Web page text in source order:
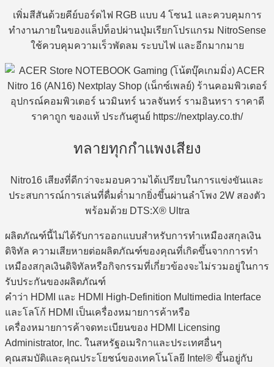
เพิ่มสีสันด้วยคีย์บอร์ดไฟ RGB แบบ 4 โซน1 และควบคุมการ
ทำงานภายในของแล็ปท็อปผ่านปุ่มเรียกโปรแกรม NitroSense
ใช้ควบคุมความเร็วพัดลม ระบบไฟ และอีกมากมาย
ทลายทุกกำแพงเสียง
Nitro16 เสียงที่ดีกว่าจะมอบความได้เปรียบในการแข่งขันและ
ประสบการณ์การเล่นที่ดื่มด่ำมากยิ่งขึ้นผ่านลำโพง 2W สองตัว
พร้อมด้วย DTS:X® Ultra
ผลิตภัณฑ์นี้ไม่ได้รับการออกแบบสำหรับการทำเหมืองสกุลเงิน
ดิจิทัล ความเสียหายต่อผลิตภัณฑ์ของคุณที่เกิดขึ้นจากการทำ
เหมืองสกุลเงินดิจิทัลหรือกิจกรรมที่เกี่ยวข้องจะไม่รวมอยู่ในการ
รับประกันของผลิตภัณฑ์
คำว่า HDMI และ HDMI High-Definition Multimedia Interface
และโลโก้ HDMI เป็นเครื่องหมายการค้าหรือ
เครื่องหมายการค้าจดทะเบียนของ HDMI Licensing
Administrator, Inc. ในสหรัฐอเมริกาและประเทศอื่นๆ
คุณสมบัติและคุณประโยชน์ของเทคโนโลยี Intel® ขึ้นอยู่กับ